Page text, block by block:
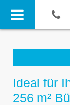
Ideal für
256 m²